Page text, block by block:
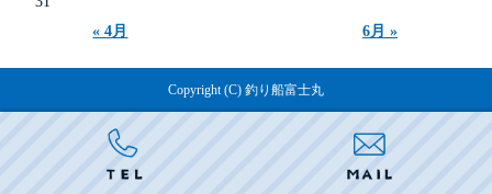
« 4月 6月 »
Copyright (C) 釣り船富士丸